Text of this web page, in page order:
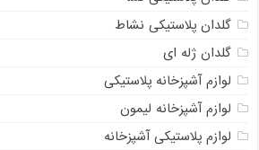
گلدان پلاستیکی نشاط
گلدان ژله ای
لوازم آشپزخانه پلاستیکی
لوازم آشپزخانه لیمون
لوازم پلاستیکی آشپزخانه